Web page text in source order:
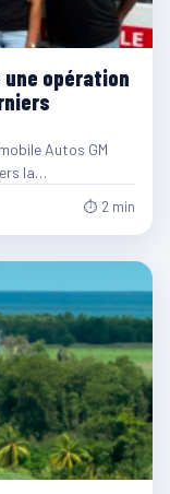
une opération
Autos GM
la…
⏱ 2 min